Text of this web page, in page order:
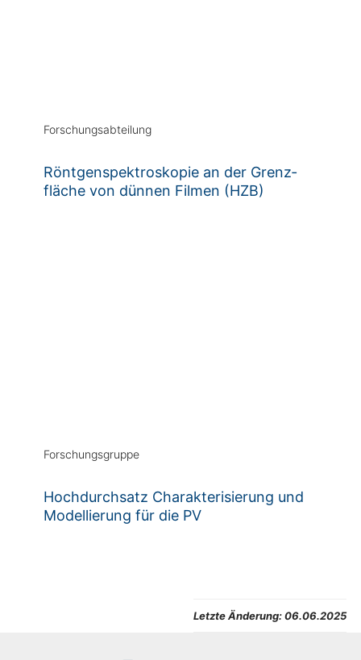
Forschungsabteilung
Röntgen­­spektro­­skopie an der Grenz­­
fläche von dünnen Filmen (HZB)
Forschungsgruppe
Hoch­durch­satz Cha­rakter­isierung und
Modell­ierung für die PV
Letzte Änderung:06.06.2025